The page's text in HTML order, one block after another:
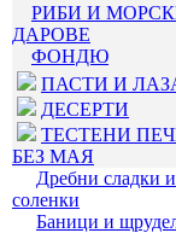
РИБИ И
ДАРОВЕ
ФОНДЮ
ПАСТИ И
ДЕСЕРТИ
ТЕСТЕНИ
БЕЗ МАЯ
Дребни сладки и
соленки
Баници и